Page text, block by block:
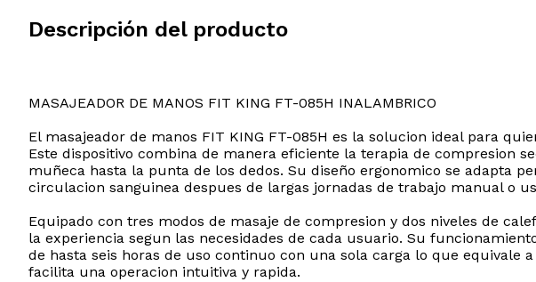
Descripción del producto
MASAJEADOR DE MANOS FIT KING FT-085H INALAMBRICO
El masajeador de manos FIT KING FT-085H es la solucion ideal para
Este dispositivo combina de manera eficiente la terapia de compresion
muñeca hasta la punta de los dedos. Su diseño ergonomico se adapta
circulacion sanguinea despues de largas jornadas de trabajo manual o
Equipado con tres modos de masaje de compresion y dos niveles de
la experiencia segun las necesidades de cada usuario. Su
de hasta seis horas de uso continuo con una sola carga lo que equivale
facilita una operacion intuitiva y rapida.